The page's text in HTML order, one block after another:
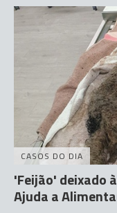
CASOS DO DIA
'Feijão' deixado
Ajuda a